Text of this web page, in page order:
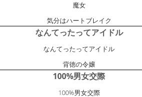
魔女
気分はハートブレイク
なんてったってアイドル
なんてったってアイドル
背徳の令嬢
100%男女交際
100%男女交際